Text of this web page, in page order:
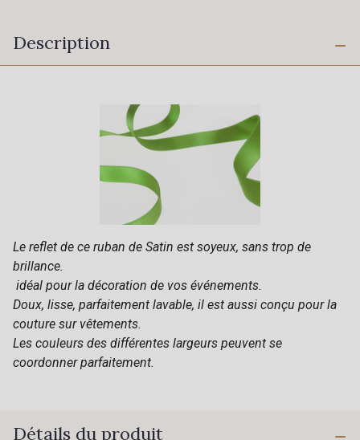
Description
Le reflet de ce ruban de Satin est soyeux, sans trop de
brillance.
idéal pour la décoration de vos événements.
Doux, lisse, parfaitement lavable, il est aussi conçu pour la
couture sur vêtements.
Les couleurs des différentes largeurs peuvent se
coordonner parfaitement.
Détails du produit